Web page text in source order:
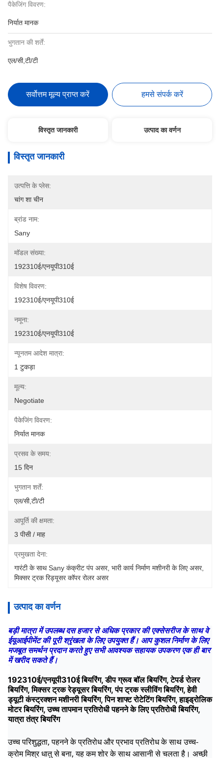
पैकेजिंग विवरण:
निर्यात मानक
भुगतान की शर्तें:
एल/सी,टी/टी
सर्वोत्तम मूल्य प्राप्त करें हमसे संपर्क करें
विस्तृत जानकारी उत्पाद का वर्णन
विस्तृत जानकारी
उत्पत्ति के प्लेस:
चांग शा चीन
ब्रांड नाम:
Sany
मॉडल संख्या:
192310ई/एनयूपी310ई
विशेष विवरण:
192310ई/एनयूपी310ई
नमूना:
192310ई/एनयूपी310ई
न्यूनतम आदेश मात्रा:
1 टुकड़ा
मूल्य:
Negotiate
पैकेजिंग विवरण:
निर्यात मानक
प्रसव के समय:
15 दिन
भुगतान शर्तें:
एल/सी,टी/टी
आपूर्ति की क्षमता:
3 पीसी / माह
प्रमुखता देना:
गारंटी के साथ Sany कंक्रीट पंप असर, भारी कार्य निर्माण मशीनरी के लिए असर,
मिक्सर ट्रक रिड्यूसर कॉपर रोलर असर
उत्पाद का वर्णन
बड़ी मात्रा में उपलब्ध दस हजार से अधिक प्रकार की एक्सेसरीज के साथ वे
ईयूआईपीमेंट की पूरी श्रृंखला के लिए उपयुक्त हैं। आप कुशल निर्माण के लिए
मजबूत समर्थन प्रदान करते हुए सभी आवश्यक सहायक उपकरण एक ही बार
में खरीद सकते हैं।
192310ई/एनयूपी310ई बियरिंग, डीप ग्रूव बॉल बियरिंग, टेपर्ड रोलर
बियरिंग, मिक्सर ट्रक रेड्यूसर बियरिंग, पंप ट्रक स्लीविंग बियरिंग, हेवी
ड्यूटी कंस्ट्रक्शन मशीनरी बियरिंग, पिन शाफ्ट रोटेटिंग बियरिंग, हाइड्रोलिक
मोटर बियरिंग, उच्च तापमान प्रतिरोधी पहनने के लिए प्रतिरोधी बियरिंग,
यात्रा तंत्र बियरिंग
उच्च परिशुद्धता, पहनने के प्रतिरोध और प्रभाव प्रतिरोध के साथ उच्च-
क्रोम मिश्र धातु से बना, यह कम शोर के साथ आसानी से चलता है। अच्छी